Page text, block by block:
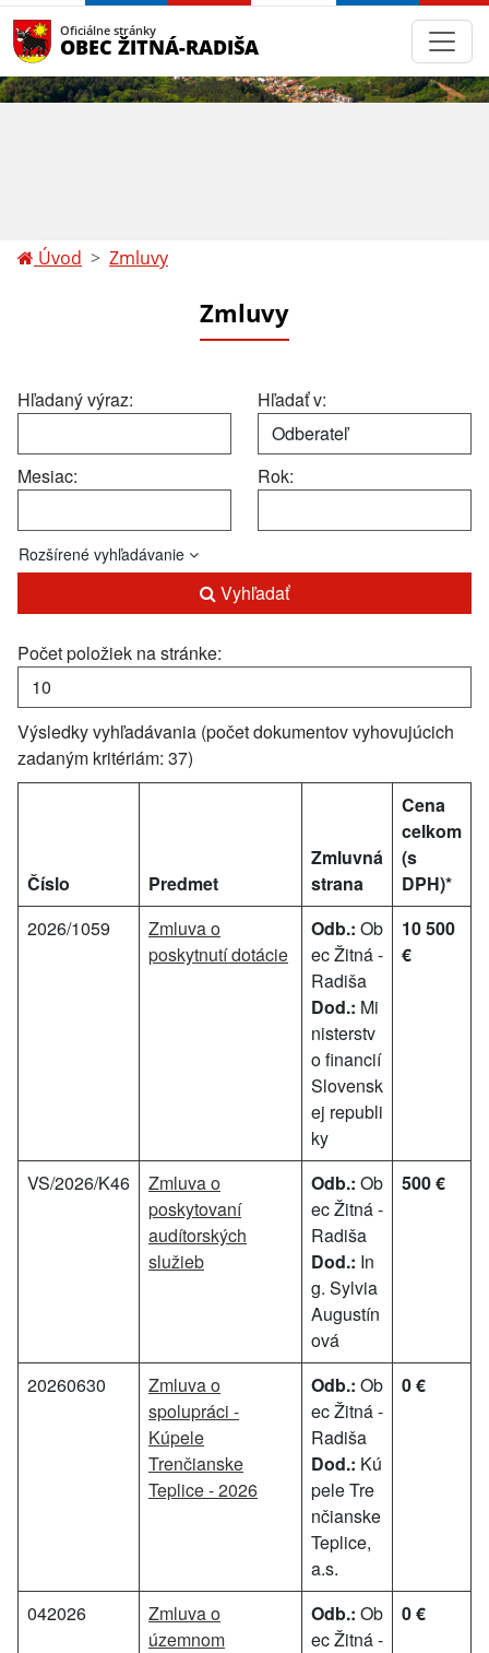
Oficiálne stránky
OBEC ŽITNÁ-RADIŠA
Úvod Zmluvy
Zmluvy
Hľadaný výraz: Hľadať v:
Mesiac: Rok:
Rozšírené vyhľadávanie
Vyhľadať
Počet položiek na stránke:
Výsledky vyhľadávania (počet dokumentov vyhovujúcich
zadaným kritériám: 37)
Číslo Predmet
Zmluvná
strana
Cena
celkom
(s
DPH)*
2026/1059
Zmluva o
poskytnutí dotácie
Odb.: Ob
ec Žitná -
Radiša
Dod.: Mi
nisterstv
o financií
Slovensk
ej republi
ky
10 500
€
VS/2026/K46
Zmluva o
poskytovaní
audítorských
služieb
Odb.: Ob
ec Žitná -
Radiša
Dod.: In
g. Sylvia
Augustín
ová
500 €
20260630
Zmluva o
spolupráci -
Kúpele
Trenčianske
Teplice - 2026
Odb.: Ob
ec Žitná -
Radiša
Dod.: Kú
pele Tre
nčianske
Teplice,
a.s.
0 €
042026
Zmluva o
územnom
Odb.: Ob
ec Žitná -
0 €